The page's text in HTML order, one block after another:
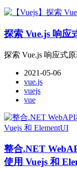
探索 Vue.js 响应
探索 Vue.js 响应式
2021-05-06
vue.js
vuejs
vue
整合.NET
使用 Vuejs 和